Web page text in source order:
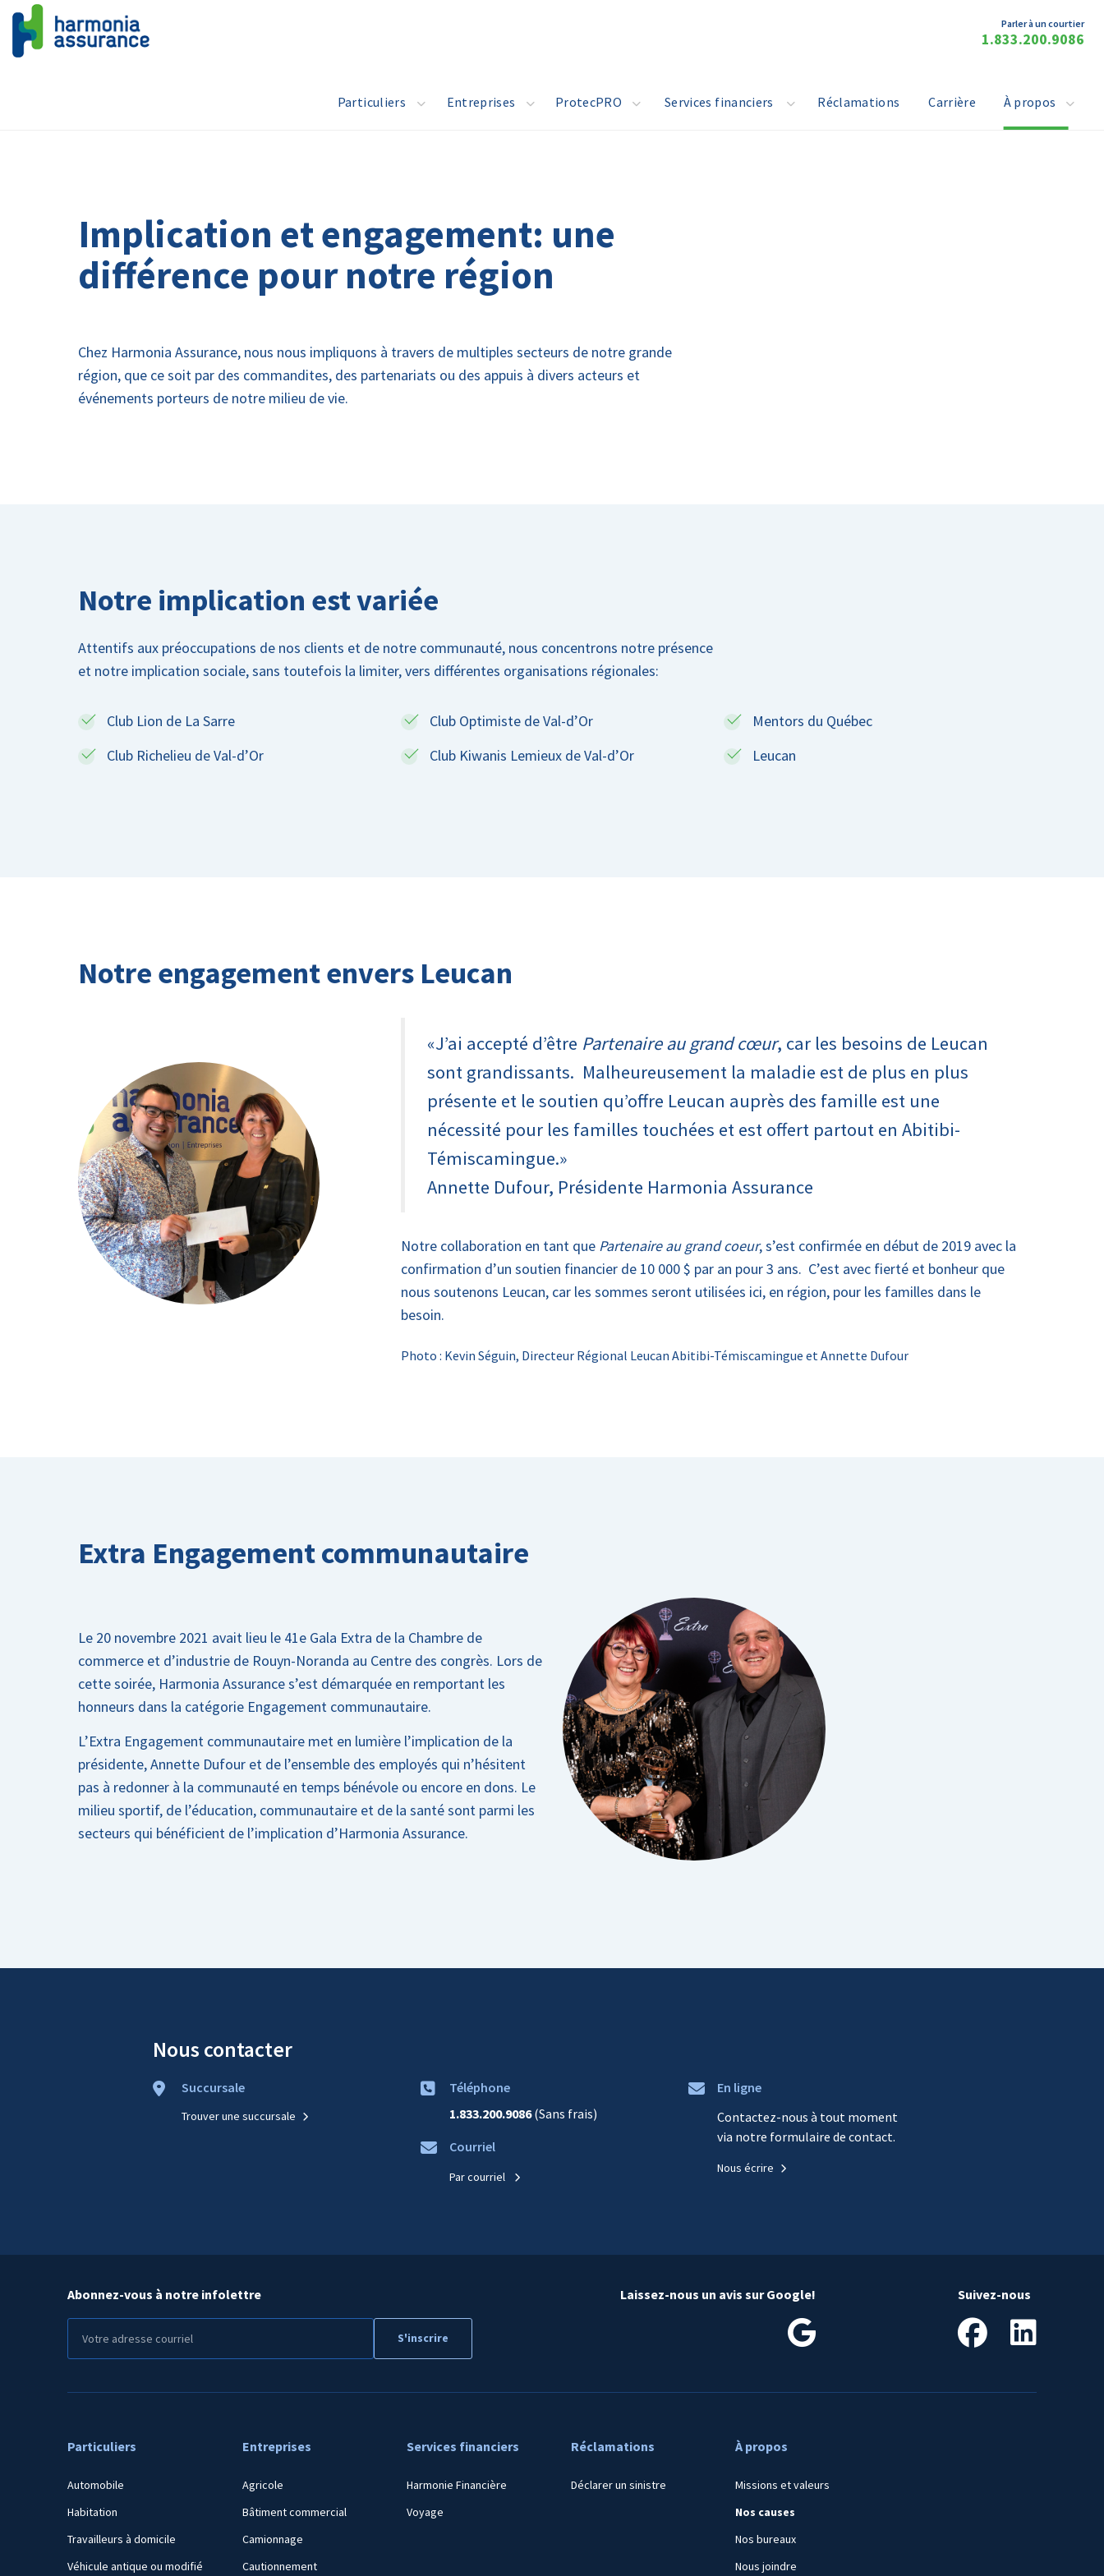
Particuliers Entreprises ProtecPRO Services financiers Réclamations Carrière À propos
Parler à un courtier
1.833.200.9086
Implication et engagement: une
différence pour notre région
Chez Harmonia Assurance, nous nous impliquons à travers de multiples secteurs de notre grande
région, que ce soit par des commandites, des partenariats ou des appuis à divers acteurs et
événements porteurs de notre milieu de vie.
Notre implication est variée
Attentifs aux préoccupations de nos clients et de notre communauté, nous concentrons notre présence
et notre implication sociale, sans toutefois la limiter, vers différentes organisations régionales:
Club Lion de La Sarre
Club Richelieu de Val-d’Or
Club Optimiste de Val-d’Or
Club Kiwanis Lemieux de Val-d’Or
Mentors du Québec
Leucan
Notre engagement envers Leucan
«J’ai accepté d’être Partenaire au grand cœur, car les besoins de Leucan
sont grandissants. Malheureusement la maladie est de plus en plus
présente et le soutien qu’offre Leucan auprès des famille est une
nécessité pour les familles touchées et est offert partout en Abitibi-
Témiscamingue.»
Annette Dufour, Présidente Harmonia Assurance
Notre collaboration en tant que Partenaire au grand coeur, s’est confirmée en début de 2019 avec la
confirmation d’un soutien financier de 10 000 $ par an pour 3 ans. C’est avec fierté et bonheur que
nous soutenons Leucan, car les sommes seront utilisées ici, en région, pour les familles dans le
besoin.
Photo : Kevin Séguin, Directeur Régional Leucan Abitibi-Témiscamingue et Annette Dufour
Extra Engagement communautaire
Le 20 novembre 2021 avait lieu le 41e Gala Extra de la Chambre de
commerce et d’industrie de Rouyn-Noranda au Centre des congrès. Lors de
cette soirée, Harmonia Assurance s’est démarquée en remportant les
honneurs dans la catégorie Engagement communautaire.
L’Extra Engagement communautaire met en lumière l’implication de la
présidente, Annette Dufour et de l’ensemble des employés qui n’hésitent
pas à redonner à la communauté en temps bénévole ou encore en dons. Le
milieu sportif, de l’éducation, communautaire et de la santé sont parmi les
secteurs qui bénéficient de l’implication d’Harmonia Assurance.
Nous contacter
Succursale
Trouver une succursale
Téléphone
1.833.200.9086 (Sans frais)
Courriel
Par courriel
En ligne
Contactez-nous à tout moment
via notre formulaire de contact.
Nous écrire
Abonnez-vous à notre infolettre Laissez-nous un avis sur Google! Suivez-nous
Particuliers
Automobile
Habitation
Travailleurs à domicile
Véhicule antique ou modifié
Entreprises
Agricole
Bâtiment commercial
Camionnage
Cautionnement
Services financiers
Harmonie Financière
Voyage
Réclamations
Déclarer un sinistre
À propos
Missions et valeurs
Nos causes
Nos bureaux
Nous joindre